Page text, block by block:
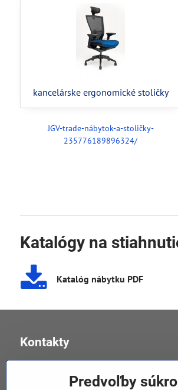
kancelárske ergonomické stoličky
JGV-trade-nábytok-a-stoličky-
235776189896324/
Katalógy na
Katalóg nábytku PDF
Kontakty
Predvoľby